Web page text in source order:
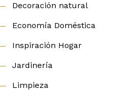
Decoración natural
Economía Doméstica
Inspiración Hogar
Jardinería
Limpieza